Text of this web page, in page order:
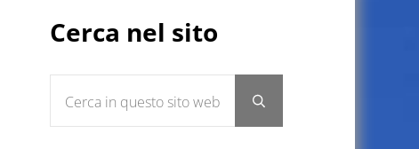
Cerca nel sito
Submit search